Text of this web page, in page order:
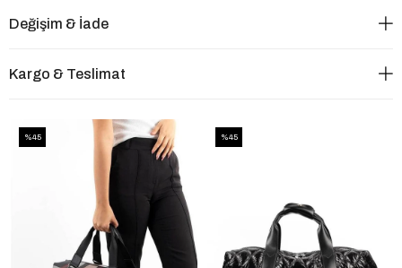
Değişim & İade
Kargo & Teslimat
%45 %45